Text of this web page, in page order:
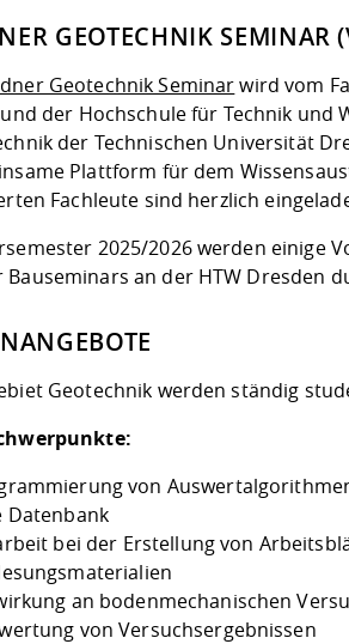
GEOTECHNIK SEMINAR
Geotechnik Seminarwird vom
und der Hochschule für Technik
der Technischen Universität
Plattform für dem
Fachleute sind herzlich
2025/2026 werden einige
Bauseminars an der HTW Dresden
Geotechnik werden ständig
von
Datenbank
bei der Erstellung von
an bodenmechanischen
von Versuchsergebnissen